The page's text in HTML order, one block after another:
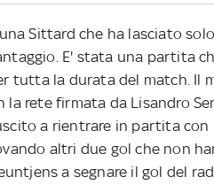
Sittard che ha lasciato
E' stata una partita
tutta la durata del match. Il
rete firmata da Lisandro
a rientrare in partita
altri due gol che non
a segnare il gol del